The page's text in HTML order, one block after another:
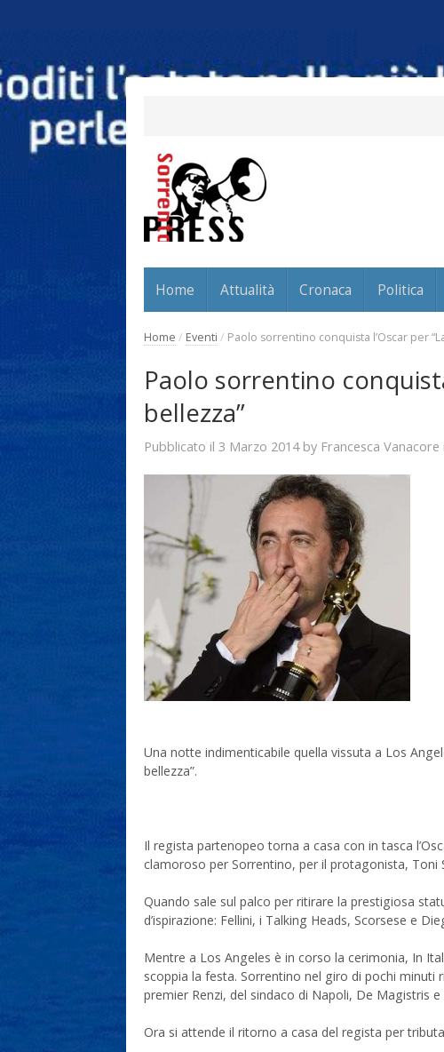
Home Attualità Cronaca Politica
Home / Eventi / Paolo sorrentino conquista l’Oscar per
Paolo sorrentino
bellezza”
Pubblicato il 3 Marzo 2014by Francesca Vanacore
Una notte indimenticabile quella vissuta a Los
bellezza”.
Il regista partenopeo torna a casa con in tasca
clamoroso per Sorrentino, per il protagonista, Toni
Quando sale sul palco per ritirare la prestigiosa
d’ispirazione: Fellini, i Talking Heads, Scorsese e
Mentre a Los Angeles è in corso la cerimonia, In
scoppia la festa. Sorrentino nel giro di pochi
premier Renzi, del sindaco di Napoli, De Magistris
Ora si attende il ritorno a casa del regista per